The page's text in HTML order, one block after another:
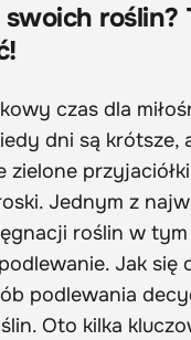
roślin?
czas dla
dni są krótsze,
zielone
Jednym z
roślin w
Jak się
podlewania
Oto kilka